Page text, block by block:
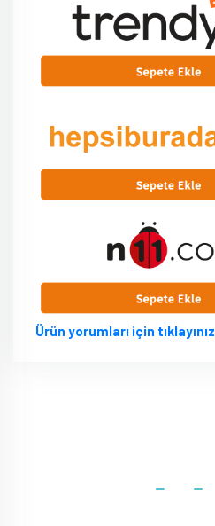
Ürün yorumları için tıklayınız